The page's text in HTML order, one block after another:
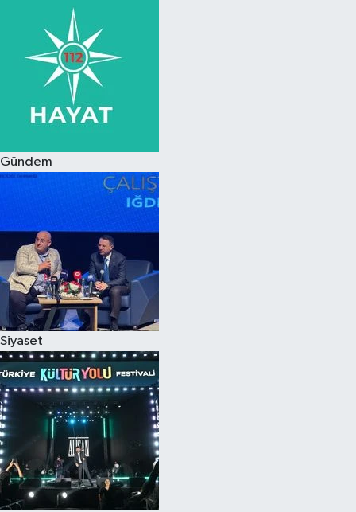
Gündem
Siyaset
Kim kimdir?
Kültür Sanat
Sağlık
Siyaset
Teknoloji
Yaşam-Çevre